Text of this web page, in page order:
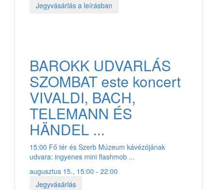
Jegyvásárlás a leírásban
BAROKK UDVARLÁS
SZOMBAT este koncert
VIVALDI, BACH,
TELEMANN ÉS
HÄNDEL ...
15:00 Fő tér és Szerb Múzeum kávézójának
udvara: ingyenes mini flashmob ...
augusztus 15., 15:00 - 22:00
Jegyvásárlás